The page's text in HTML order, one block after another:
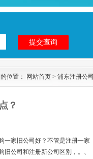
位置： 网站首页 > 浦东注册公司
？
一家旧公司好？不管是注册一家
公司和注册新公司区别，。、